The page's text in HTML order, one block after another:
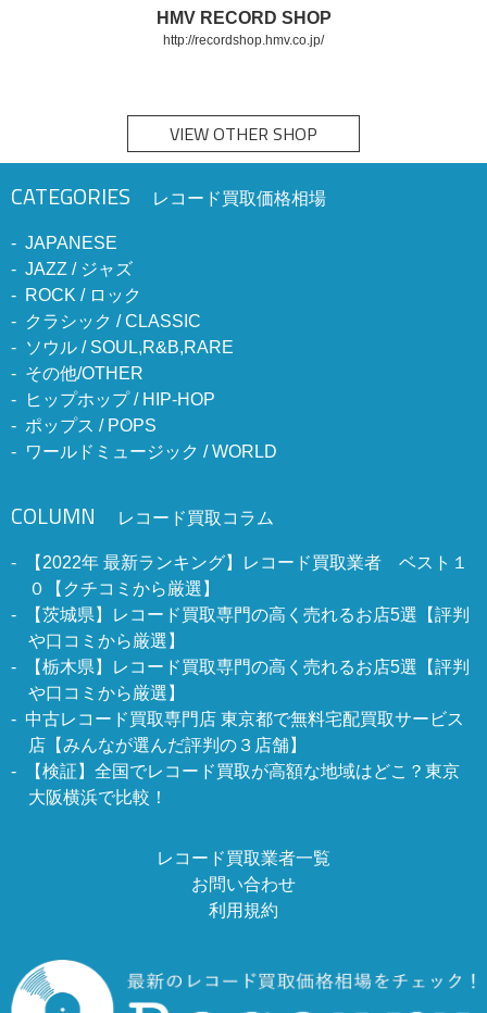
HMV RECORD SHOP
http://recordshop.hmv.co.jp/
VIEW OTHER SHOP
CATEGORIES レコード買取価格相場
JAPANESE
JAZZ / ジャズ
ROCK / ロック
クラシック / CLASSIC
ソウル / SOUL,R&B,RARE
その他/OTHER
ヒップホップ / HIP-HOP
ポップス / POPS
ワールドミュージック / WORLD
COLUMN レコード買取コラム
【2022年 最新ランキング】レコード買取業者 ベスト１
０【クチコミから厳選】
【茨城県】レコード買取専門の高く売れるお店5選【評判
や口コミから厳選】
【栃木県】レコード買取専門の高く売れるお店5選【評判
や口コミから厳選】
中古レコード買取専門店 東京都で無料宅配買取サービス
店【みんなが選んだ評判の３店舗】
【検証】全国でレコード買取が高額な地域はどこ？東京
大阪横浜で比較！
レコード買取業者一覧
お問い合わせ
利用規約